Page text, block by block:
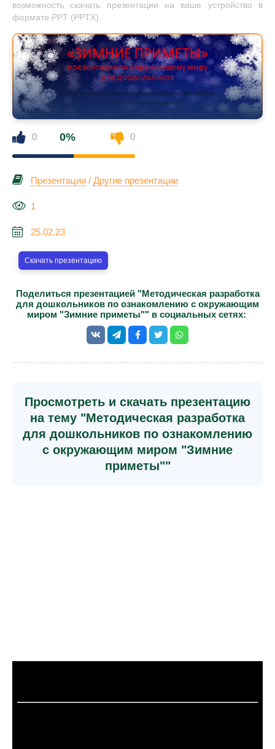
возможность скачать презентации на ваше устройство в
формате PPT (PPTX).
0 0% 0
Презентации / Другие презентации
1
25.02.23
Скачать презентацию
Поделиться презентацией "Методическая разработка
для дошкольников по ознакомлению с окружающим
миром "Зимние приметы"" в социальных сетях:
Просмотреть и скачать презентацию
на тему "Методическая разработка
для дошкольников по ознакомлению
с окружающим миром "Зимние
приметы""